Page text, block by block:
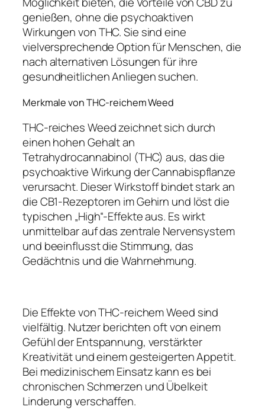
genießen, ohne die psychoaktiven
Wirkungen von THC. Sie sind eine
vielversprechende Option für Menschen, die
nach alternativen Lösungen für ihre
gesundheitlichen Anliegen suchen.
Merkmale von THC-reichem Weed
THC-reiches Weed zeichnet sich durch
einen hohen Gehalt an
Tetrahydrocannabinol (THC) aus, das die
psychoaktive Wirkung der Cannabispflanze
verursacht. Dieser Wirkstoff bindet stark an
die CB1-Rezeptoren im Gehirn und löst die
typischen „High“-Effekte aus. Es wirkt
unmittelbar auf das zentrale Nervensystem
und beeinflusst die Stimmung, das
Gedächtnis und die Wahrnehmung.
Die Effekte von THC-reichem Weed sind
vielfältig. Nutzer berichten oft von einem
Gefühl der Entspannung, verstärkter
Kreativität und einem gesteigerten Appetit.
Bei medizinischem Einsatz kann es bei
chronischen Schmerzen und Übelkeit
Linderung verschaffen.